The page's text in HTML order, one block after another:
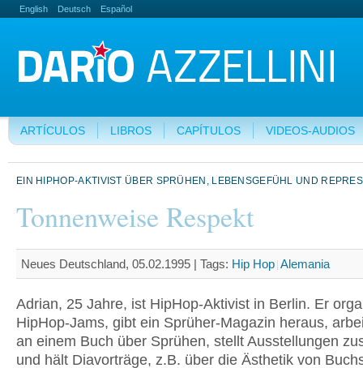
English Deutsch Español
ARTÍCULOS LIBROS CAPÍTULOS VIDEOS-AUDIOS
EIN HIPHOP-AKTIVIST ÜBER SPRÜHEN, LEBENSGEFÜHL UND
Tonnenweise Respekt
Neues Deutschland, 05.02.1995 | Tags: Hip Hop Alemania
Adrian, 25 Jahre, ist HipHop-Aktivist in Berlin. Er
HipHop-Jams, gibt ein Sprüher-Magazin heraus,
an einem Buch über Sprühen, stellt Ausstellungen
und hält Diavorträge, z.B. über die Ästhetik von